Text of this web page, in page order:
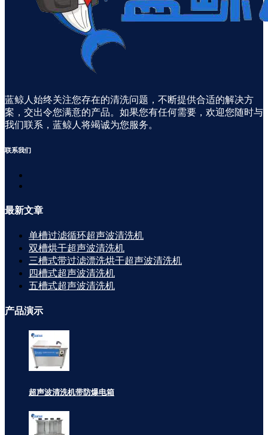
蓝鲸人始终关注您存在的清洗问题，不断提供合适的解决方
案，交出令您满意的产品。如果您有任何需要，欢迎您随时与
我们联系，蓝鲸人将竭诚为您服务。
联系我们
最新文章
单槽过滤循环超声波清洗机
双槽烘干超声波清洗机
三槽式带过滤漂洗烘干超声波清洗机
四槽式超声波清洗机
五槽式超声波清洗机
产品演示
超声波清洗机带防爆电箱